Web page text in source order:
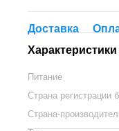
Доставка
Характеристики
Питание
Страна регистрации
Страна-